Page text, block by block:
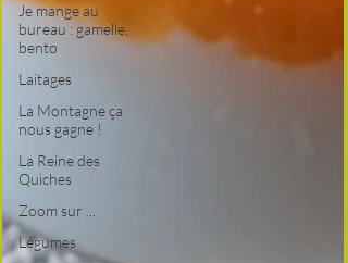
Je mange au
bureau : gamelle,
bento
Laitages
La Montagne ça
nous gagne !
La Reine des
Quiches
Zoom sur ...
Légumes